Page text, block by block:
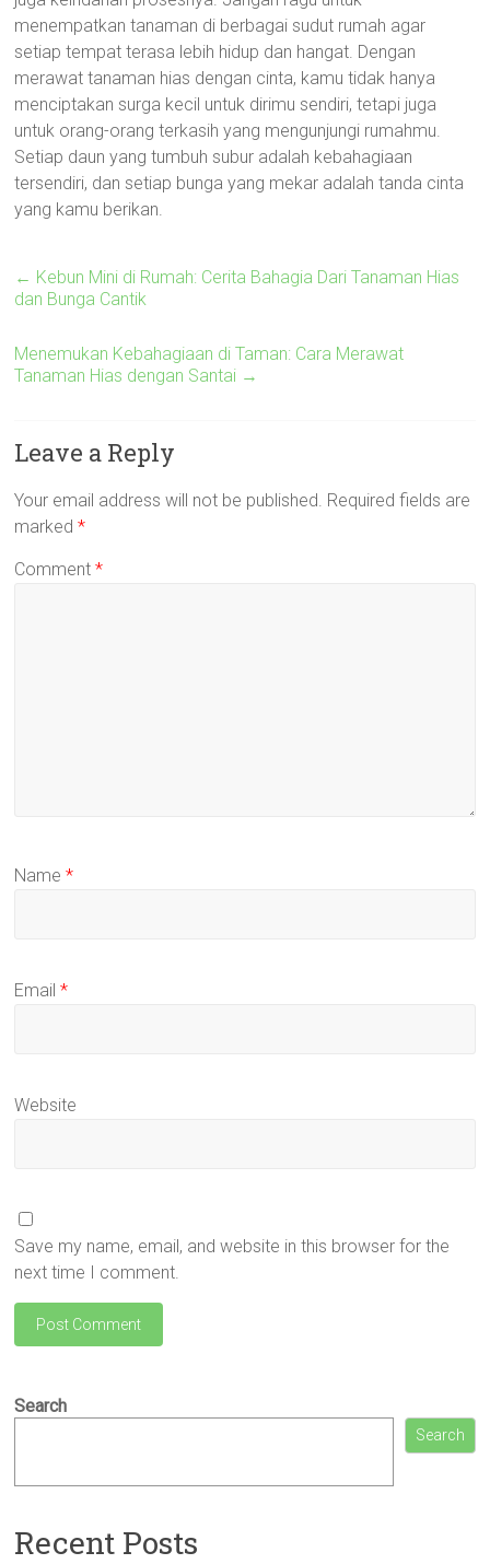
menempatkan tanaman di berbagai sudut rumah agar
setiap tempat terasa lebih hidup dan hangat. Dengan
merawat tanaman hias dengan cinta, kamu tidak hanya
menciptakan surga kecil untuk dirimu sendiri, tetapi juga
untuk orang-orang terkasih yang mengunjungi rumahmu.
Setiap daun yang tumbuh subur adalah kebahagiaan
tersendiri, dan setiap bunga yang mekar adalah tanda cinta
yang kamu berikan.
← Kebun Mini di Rumah: Cerita Bahagia Dari Tanaman Hias
dan Bunga Cantik
Menemukan Kebahagiaan di Taman: Cara Merawat
Tanaman Hias dengan Santai →
Leave a Reply
Your email address will not be published. Required fields are
marked*
Comment*
Name*
Email*
Website
Save my name, email, and website in this browser for the
next time I comment.
Search
Search
Recent Posts